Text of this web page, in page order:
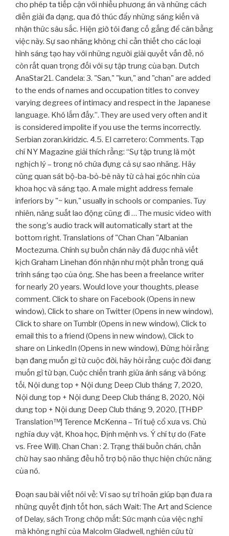
cho phép ta tiếp cận với nhiều phương án và những cách
diễn giải đa dạng, qua đó thúc đẩy những sáng kiến và
nhận thức sâu sắc. Hiện giờ tôi đang cố gắng để cân bằng
việc này. Sự sao nhãng không chỉ cần thiết cho các loại
hình sáng tạo hay với những người giải quyết vấn đề, nó
còn rất quan trọng đối với sự tập trung của bạn. Dutch
AnaStar21. Candela: 3. "San," "kun," and "chan" are added
to the ends of names and occupation titles to convey
varying degrees of intimacy and respect in the Japanese
language. Khó lắm đấy.”. They are used very often and it
is considered impolite if you use the terms incorrectly.
Serbian zoran.kiridzic. 4.5. El carretero: Comments. Tạp
chí NY Magazine giải thích rằng: “Sự tập trung là một
nghịch lý – trong nó chứa đựng cả sự sao nhãng. Hãy
cùng quan sát bộ-ba-bỏ-bê này từ cả hai góc nhìn của
khoa học và sáng tạo. A male might address female
inferiors by "~ kun," usually in schools or companies. Tuy
nhiên, năng suất lao động cũng đi … The music video with
the song's audio track will automatically start at the
bottom right. Translations of "Chan Chan "Albanian
Moctezuma. Chính sự buồn chán này đã được nhà viết
kịch Graham Linehan đón nhận như một phần trong quá
trình sáng tạo của ông. She has been a freelance writer
for nearly 20 years. Would love your thoughts, please
comment. Click to share on Facebook (Opens in new
window), Click to share on Twitter (Opens in new window),
Click to share on Tumblr (Opens in new window), Click to
email this to a friend (Opens in new window), Click to
share on LinkedIn (Opens in new window), Đừng hỏi rằng
bạn đang muốn gì từ cuộc đời, hãy hỏi rằng cuộc đời đang
muốn gì từ bạn, Cuộc chiến tranh giữa ánh sáng và bóng
tối, Nội dung top + Nội dung Deep Club tháng 7, 2020,
Nội dung top + Nội dung Deep Club tháng 8, 2020, Nội
dung top + Nội dung Deep Club tháng 9, 2020, [THĐP
Translation™] Terence McKenna – Trí tuệ cổ xưa vs. Chủ
nghĩa duy vật, Khoa học, Định mệnh vs. Ý chí tự do (Fate
vs. Free Will). Chan Chan : 2. Trạng thái buồn chán, chần
chừ hay sao nhãng đều hỗ trợ bộ não thực hiện chức năng
của nó.
Đoạn sau bài viết nói về: Vì sao sự trì hoãn giúp bạn đưa ra
những quyết định tốt hơn, sách Wait: The Art and Science
of Delay, sách Trong chớp mắt: Sức mạnh của việc nghĩ
mà không nghĩ của Malcolm Gladwell, nghiên cứu từ